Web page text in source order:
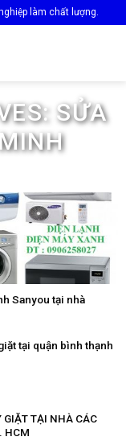
làm chất lượng.
SỬA
Sanyou tại nhà
tại quận bình thạnh
GIẶT TẠI NHÀ CÁC
HCM